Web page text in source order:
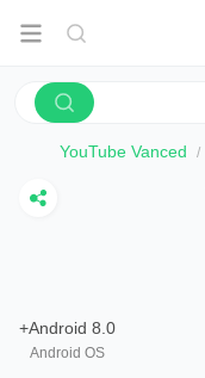
YouTube Vanced
Android 8.0+
Android OS